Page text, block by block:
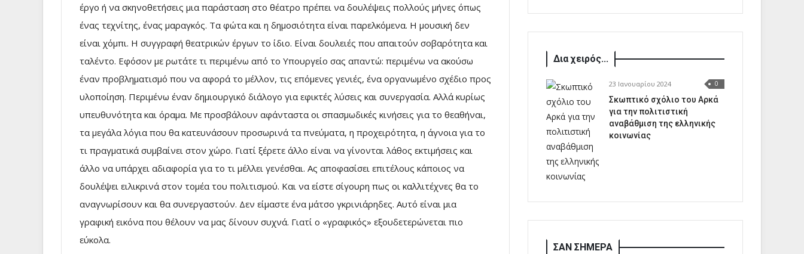
έργο ή να σκηνοθετήσεις μια παράσταση στο θέατρο πρέπει να δουλέψεις πολλούς μήνες όπως
ένας τεχνίτης, ένας μαραγκός. Τα φώτα και η δημοσιότητα είναι παρελκόμενα. Η μουσική δεν
είναι χόμπι. Η συγγραφή θεατρικών έργων το ίδιο. Είναι δουλειές που απαιτούν σοβαρότητα και
ταλέντο. Εφόσον με ρωτάτε τι περιμένω από το Υπουργείο σας απαντώ: περιμένω να ακούσω
έναν προβληματισμό που να αφορά το μέλλον, τις επόμενες γενιές, ένα οργανωμένο σχέδιο προς
υλοποίηση. Περιμένω έναν δημιουργικό διάλογο για εφικτές λύσεις και συνεργασία. Αλλά κυρίως
υπευθυνότητα και όραμα. Με προσβάλουν αφάνταστα οι σπασμωδικές κινήσεις για το θεαθήναι,
τα μεγάλα λόγια που θα κατευνάσουν προσωρινά τα πνεύματα, η προχειρότητα, η άγνοια για το
τι πραγματικά συμβαίνει στον χώρο. Γιατί ξέρετε άλλο είναι να γίνονται λάθος εκτιμήσεις και
άλλο να υπάρχει αδιαφορία για το τι μέλλει γενέσθαι. Ας αποφασίσει επιτέλους κάποιος να
δουλέψει ειλικρινά στον τομέα του πολιτισμού. Και να είστε σίγουρη πως οι καλλιτέχνες θα το
αναγνωρίσουν και θα συνεργαστούν. Δεν είμαστε ένα μάτσο γκρινιάρηδες. Αυτό είναι μια
γραφική εικόνα που θέλουν να μας δίνουν συχνά. Γιατί ο «γραφικός» εξουδετερώνεται πιο
εύκολα.
Δια χειρός...
23 Ιανουαρίου 2024 0
Σκωπτικό σχόλιο του Αρκά
για την πολιτιστική
αναβάθμιση της ελληνικής
κοινωνίας
ΣΑΝ ΣΗΜΕΡΑ